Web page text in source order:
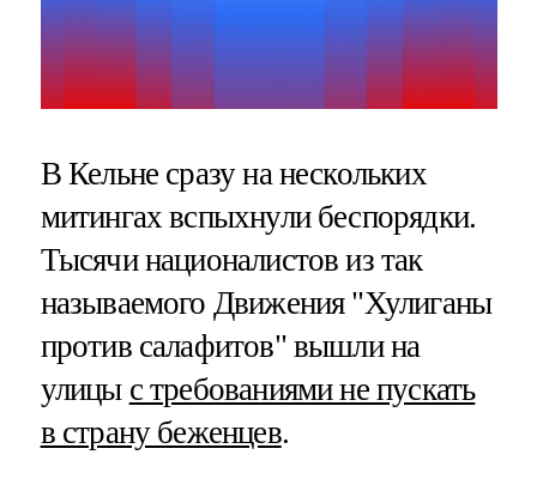
В Кельне сразу на нескольких
митингах вспыхнули беспорядки.
Тысячи националистов из так
называемого Движения "Хулиганы
против салафитов" вышли на
улицы с требованиями не пускать
в страну беженцев.